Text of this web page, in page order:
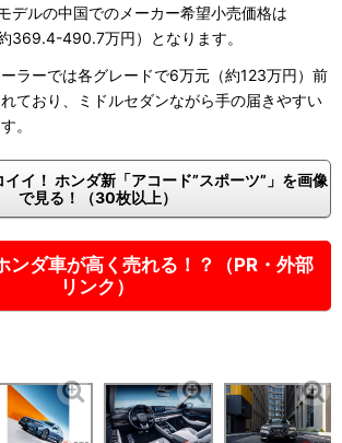
ルの中国でのメーカー希望小売価格は
369.4-490.7万円）となります。
ラーでは各グレードで6万元（約123万円）前
ており、ミドルセダンながら手の届きやすい
。
イイ！ ホンダ新「アコード”スポーツ”」を画像
で見る！（30枚以上）
ンダ車が高く売れる！？（PR・外部
リンク）